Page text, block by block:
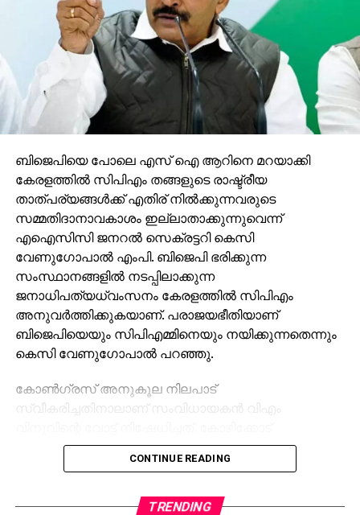
ബിജെപിയെ പോലെ എസ് ഐ ആറിനെ മറയാക്കി
കേരളത്തില്‍ സിപിഎം തങ്ങളുടെ രാഷ്ട്രീയ
താത്പര്യങ്ങള്‍ക്ക് എതിര് നില്‍ക്കുന്നവരുടെ
സമ്മതിദാനാവകാശം ഇല്ലാതാക്കുന്നുവെന്ന്
എഐസിസി ജനറല്‍ സെക്രട്ടറി കെസി
വേണുഗോപാല്‍ എംപി. ബിജെപി ഭരിക്കുന്ന
സംസ്ഥാനങ്ങളില്‍ നടപ്പിലാക്കുന്ന
ജനാധിപത്യധ്വംസനം കേരളത്തില്‍ സിപിഎം
അനുവര്‍ത്തിക്കുകയാണ്. പരാജയഭീതിയാണ്
ബിജെപിയെയും സിപിഎമ്മിനെയും നയിക്കുന്നതെന്നും
കെസി വേണുഗോപാല്‍ പറഞ്ഞു.
കോണ്‍ഗ്രസ് അനുകൂല നിലപാട്
സ്വീകരിച്ചതിനാലാണ് സംവിധായകന്‍ വിഎം
കോര്‍പറേഷന്‍ തെരഞ്ഞെടുപ്പില്‍ യുഡിഎഫ്
സ്ഥാനാര്‍ത്ഥിയാണ് വിനു. മുന്‍ തെരഞ്ഞെടുപ്പുകളില്‍
നിഷേധിക്കുന്നത് മൗലികാവകാശങ്ങളുടെ ലംഘനമാണ്.
CONTINUE READING
TRENDING